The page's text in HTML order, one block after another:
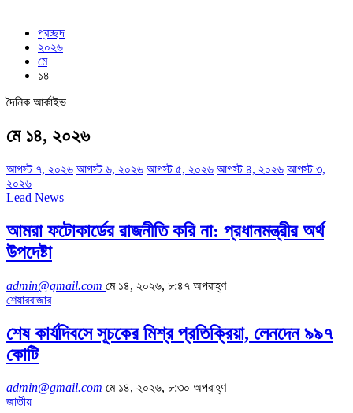
প্রচ্ছদ
২০২৬
মে
১৪
দৈনিক আর্কাইভ
মে ১৪, ২০২৬
আগস্ট ৭, ২০২৬ আগস্ট ৬, ২০২৬ আগস্ট ৫, ২০২৬ আগস্ট ৪, ২০২৬ আগস্ট ৩,
২০২৬
Lead News
আমরা ফটোকার্ডের রাজনীতি করি না: প্রধানমন্ত্রীর অর্থ
উপদেষ্টা
admin@gmail.com মে ১৪, ২০২৬, ৮:৪৭ অপরাহ্ণ
শেয়ারবাজার
শেষ কার্যদিবসে সূচকের মিশ্র প্রতিক্রিয়া, লেনদেন ৯৯৭
কোটি
admin@gmail.com মে ১৪, ২০২৬, ৮:৩০ অপরাহ্ণ
জাতীয়